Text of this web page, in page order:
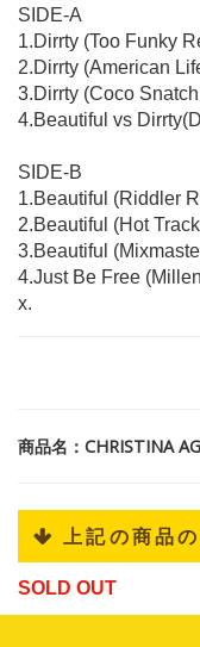
SIDE-A
1.Dirrty (Too Funky
2.Dirrty (American
3.Dirrty (Coco
4.Beautiful vs
SIDE-B
1.Beautiful (Riddler
2.Beautiful (Hot
3.Beautiful
4.Just Be Free
x.
商品名：CHRISTINA
 上記の商品
SOLD OUT